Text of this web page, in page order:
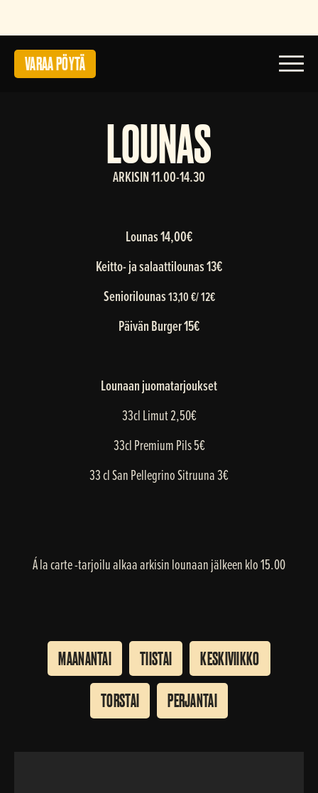
VARAA PÖYTÄ
LOUNAS
ARKISIN 11.00-14.30
Lounas 14,00€
Keitto- ja salaattilounas 13€
Seniorilounas13,10 €/ 12€
Päivän Burger15€
Lounaan juomatarjoukset
33cl Limut 2,50€
33cl Premium Pils 5€
33 cl San Pellegrino Sitruuna 3€
Á la carte -tarjoilu alkaa arkisin lounaan jälkeen klo 15.00
MAANANTAI TIISTAI
KESKIVIIKKO
TORSTAI
PERJANTAI